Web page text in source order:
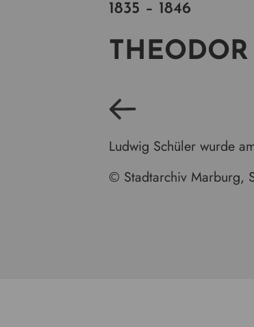
1835 – 1846
Ludwig Schüler wurde
© Stadtarchiv Marburg,